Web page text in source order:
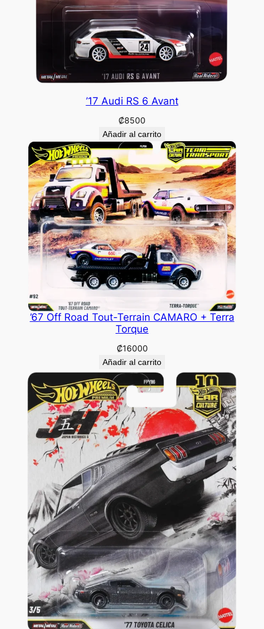
’17 Audi RS 6 Avant
₡8500
Añadir al carrito
’67 Off Road Tout-Terrain CAMARO + Terra
Torque
₡16000
Añadir al carrito